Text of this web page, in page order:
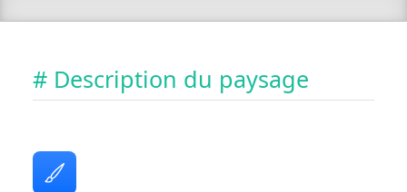
# Description du paysage